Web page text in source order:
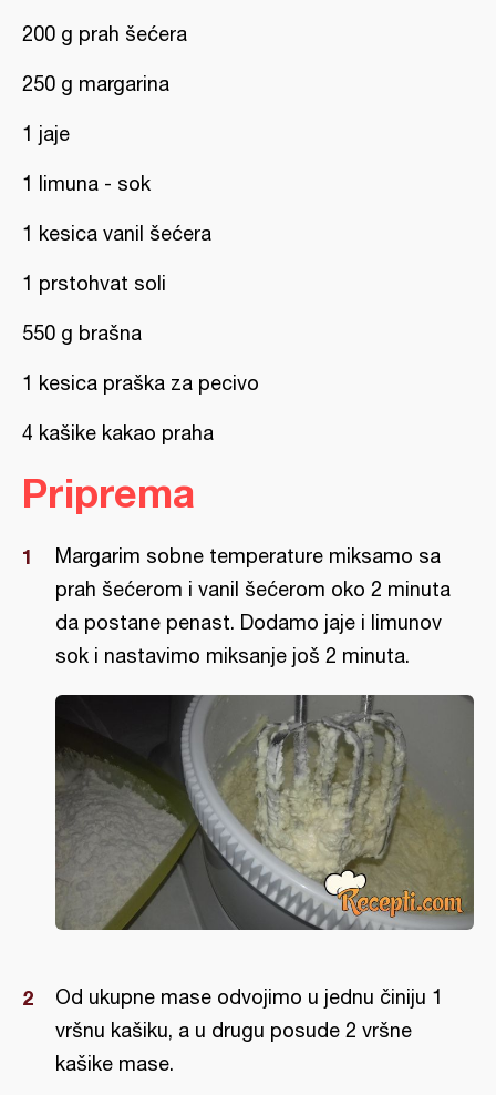
200 g prah šećera
250 g margarina
1 jaje
1 limuna - sok
1 kesica vanil šećera
1 prstohvat soli
550 g brašna
1 kesica praška za pecivo
4 kašike kakao praha
Priprema
Margarim sobne temperature miksamo sa
prah šećerom i vanil šećerom oko 2 minuta
da postane penast. Dodamo jaje i limunov
sok i nastavimo miksanje još 2 minuta.
Od ukupne mase odvojimo u jednu činiju 1
vršnu kašiku, a u drugu posude 2 vršne
kašike mase.